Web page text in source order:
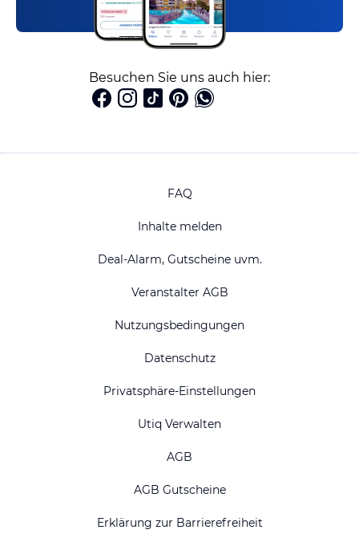
Besuchen Sie uns auch hier:
FAQ
Inhalte melden
Deal-Alarm, Gutscheine uvm.
Veranstalter AGB
Nutzungsbedingungen
Datenschutz
Privatsphäre-Einstellungen
Utiq Verwalten
AGB
AGB Gutscheine
Erklärung zur Barrierefreiheit